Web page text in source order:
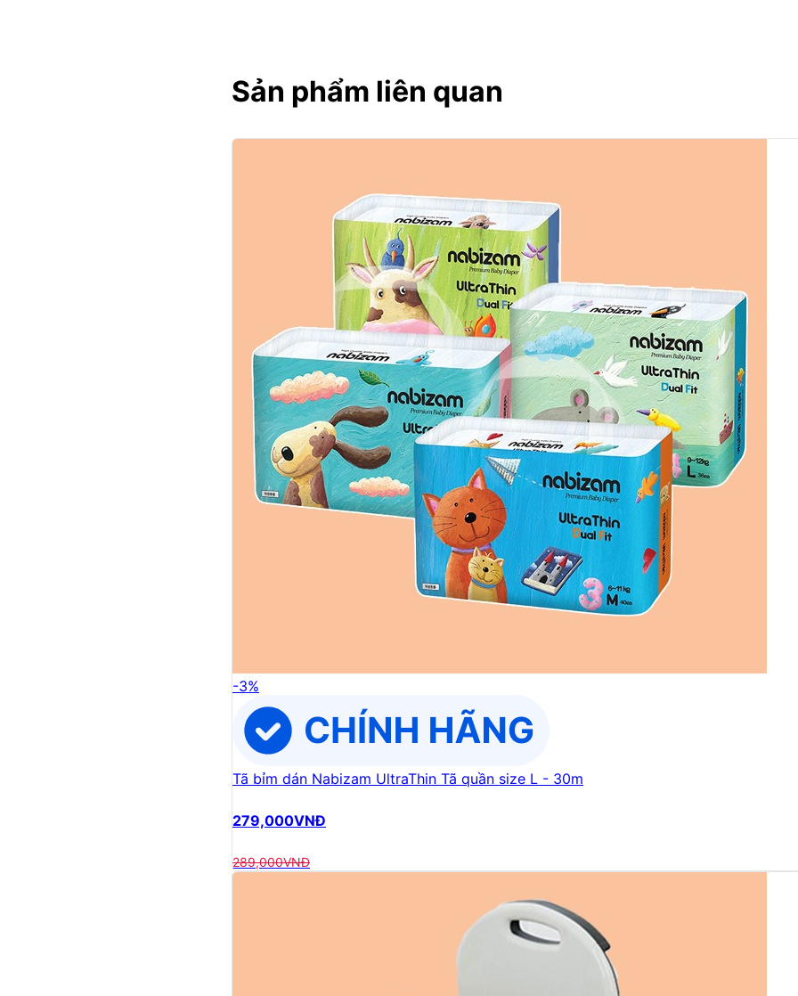
Sản phẩm liên quan
-3%
Tã bỉm dán Nabizam UltraThin Tã quần size L - 30m
279,000VNĐ
289,000VNĐ